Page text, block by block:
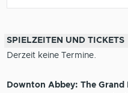
SPIELZEITEN UND TICKETS
Derzeit keine Termine.
Downton Abbey: The Grand